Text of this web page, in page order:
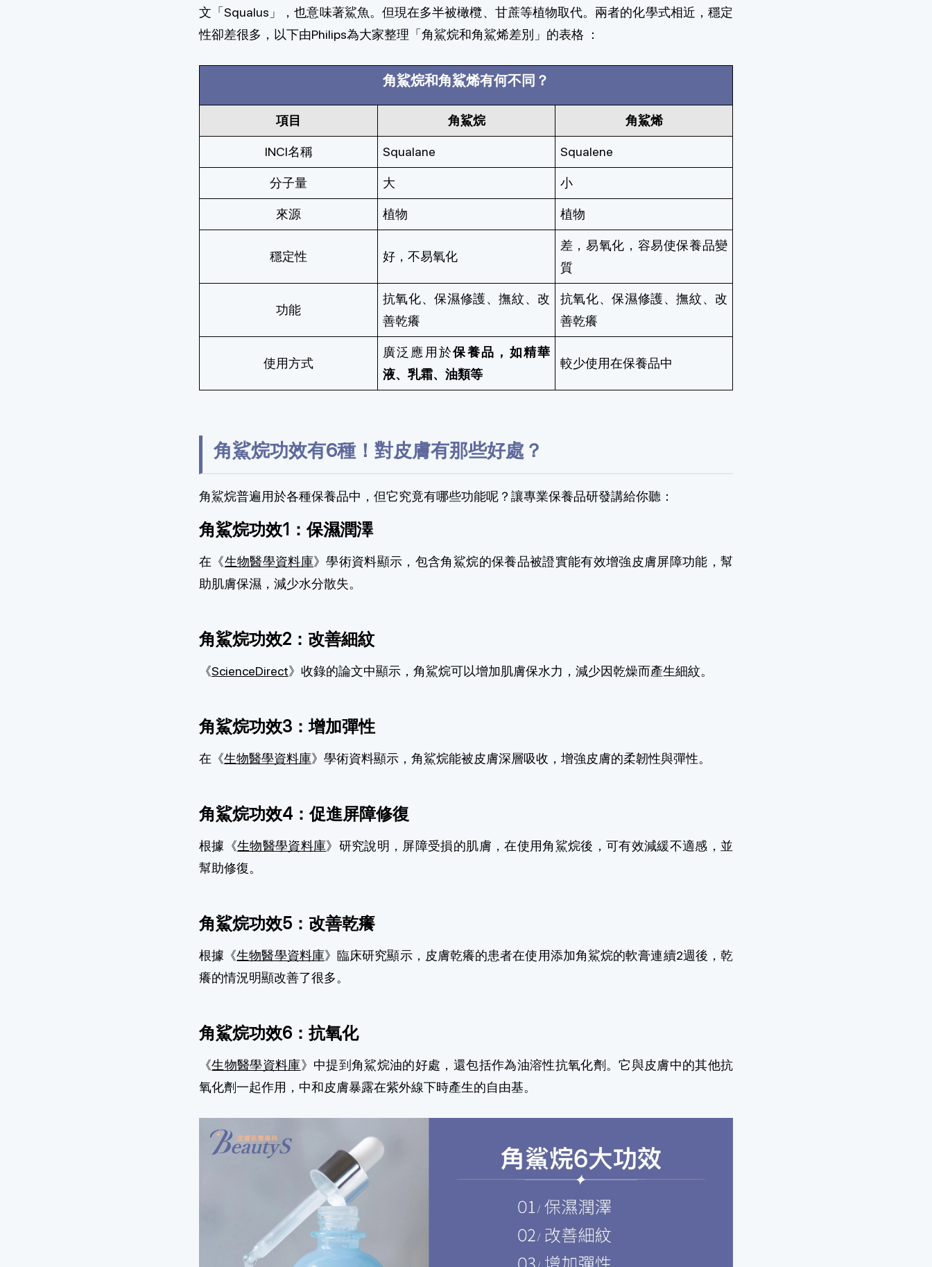
文「Squalus」，也意味著鯊魚。但現在多半被橄欖、甘蔗等植物取代。兩者的化學式相近，穩定
性卻差很多，以下由Philips為大家整理「角鯊烷和角鯊烯差別」的表格 ：
角鯊烷和角鯊烯有何不同？
項目 角鯊烷 角鯊烯
INCI名稱 Squalane Squalene
分子量 大 小
來源 植物 植物
穩定性 好，不易氧化
差，易氧化，容易使保養品變
質
功能
抗氧化、保濕修護、撫紋、改
善乾癢
抗氧化、保濕修護、撫紋、改
善乾癢
使用方式
廣泛應用於保養品，如精華
液、乳霜、油類等
較少使用在保養品中
角鯊烷功效有6種！對皮膚有那些好處？
角鯊烷普遍用於各種保養品中，但它究竟有哪些功能呢？讓專業保養品研發講給你聽：
角鯊烷功效1：保濕潤澤
在《生物醫學資料庫》學術資料顯示，包含角鯊烷的保養品被證實能有效增強皮膚屏障功能，幫
助肌膚保濕，減少水分散失。
角鯊烷功效2：改善細紋
《ScienceDirect》收錄的論文中顯示，角鯊烷可以增加肌膚保水力，減少因乾燥而產生細紋。
角鯊烷功效3：增加彈性
在《生物醫學資料庫》學術資料顯示，角鯊烷能被皮膚深層吸收，增強皮膚的柔韌性與彈性。
角鯊烷功效4：促進屏障修復
根據《生物醫學資料庫》研究說明，屏障受損的肌膚，在使用角鯊烷後，可有效減緩不適感，並
幫助修復。
角鯊烷功效5：改善乾癢
根據《生物醫學資料庫》臨床研究顯示，皮膚乾癢的患者在使用添加角鯊烷的軟膏連續2週後，乾
癢的情況明顯改善了很多。
角鯊烷功效6：抗氧化
《生物醫學資料庫》中提到角鯊烷油的好處，還包括作為油溶性抗氧化劑。它與皮膚中的其他抗
氧化劑一起作用，中和皮膚暴露在紫外線下時產生的自由基。